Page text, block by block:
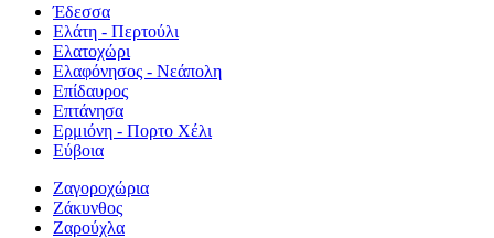
Έδεσσα
Ελάτη - Περτούλι
Ελατοχώρι
Ελαφόνησος - Νεάπολη
Επίδαυρος
Επτάνησα
Ερμιόνη - Πορτο Χέλι
Εύβοια
Ζαγοροχώρια
Ζάκυνθος
Ζαρούχλα